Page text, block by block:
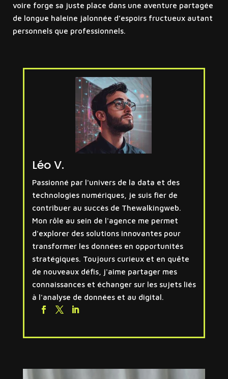
voire forge sa juste place dans une aventure partagée
de longue haleine jalonnée d’espoirs fructueux autant
personnels que professionnels.
Léo V.
Passionné par l'univers de la data et des
technologies numériques, je suis fier de
contribuer au succès de Thewalkingweb.
Mon rôle au sein de l'agence me permet
d'explorer des solutions innovantes pour
transformer les données en opportunités
stratégiques. Toujours curieux et en quête
de nouveaux défis, j'aime partager mes
connaissances et échanger sur les sujets liés
à l'analyse de données et au digital.